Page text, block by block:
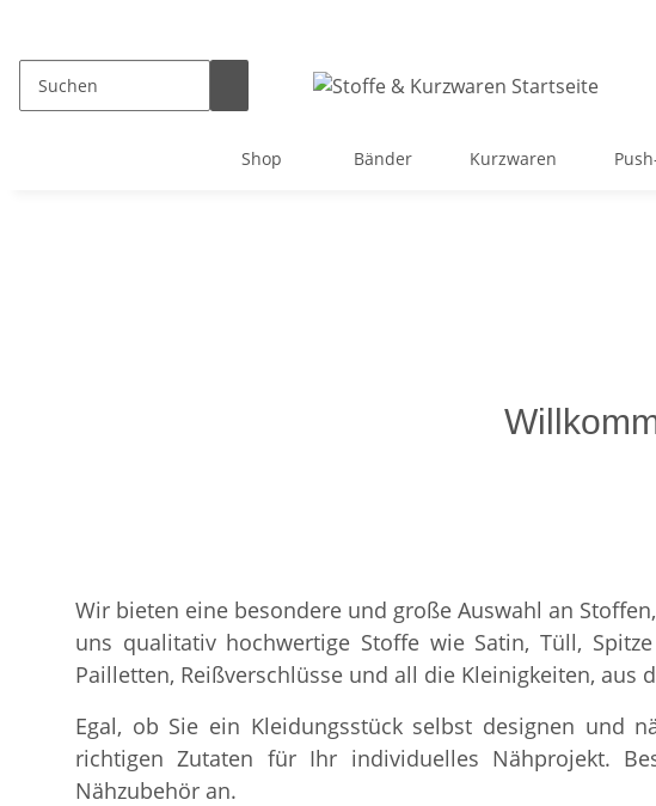
Shop Bänder Kurzwaren
Wir bieten eine besondere und große Auswahl an
uns qualitativ hochwertige Stoffe wie Satin, Tüll,
Pailletten, Reißverschlüsse und all die Kleinigkeiten, aus
Egal, ob Sie ein Kleidungsstück selbst designen und
richtigen Zutaten für Ihr individuelles Nähprojekt.
Nähzubehör an.